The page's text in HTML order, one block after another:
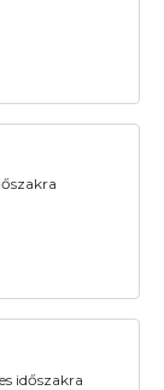
időszakra